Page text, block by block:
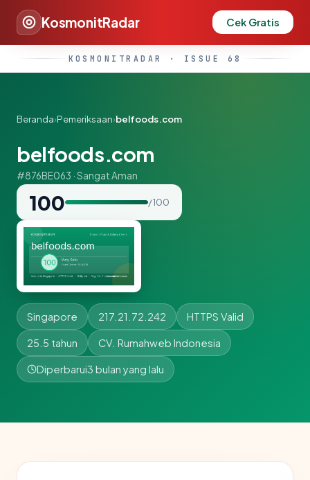
KosmonitRadar Cek Gratis
KOSMONITRADAR · ISSUE 68
Beranda›Pemeriksaan›belfoods.com
belfoods.com
#876BE063 · Sangat Aman
100 / 100
Singapore 217.21.72.242 HTTPS Valid
25.5 tahun CV. Rumahweb Indonesia
Diperbarui3 bulan yang lalu